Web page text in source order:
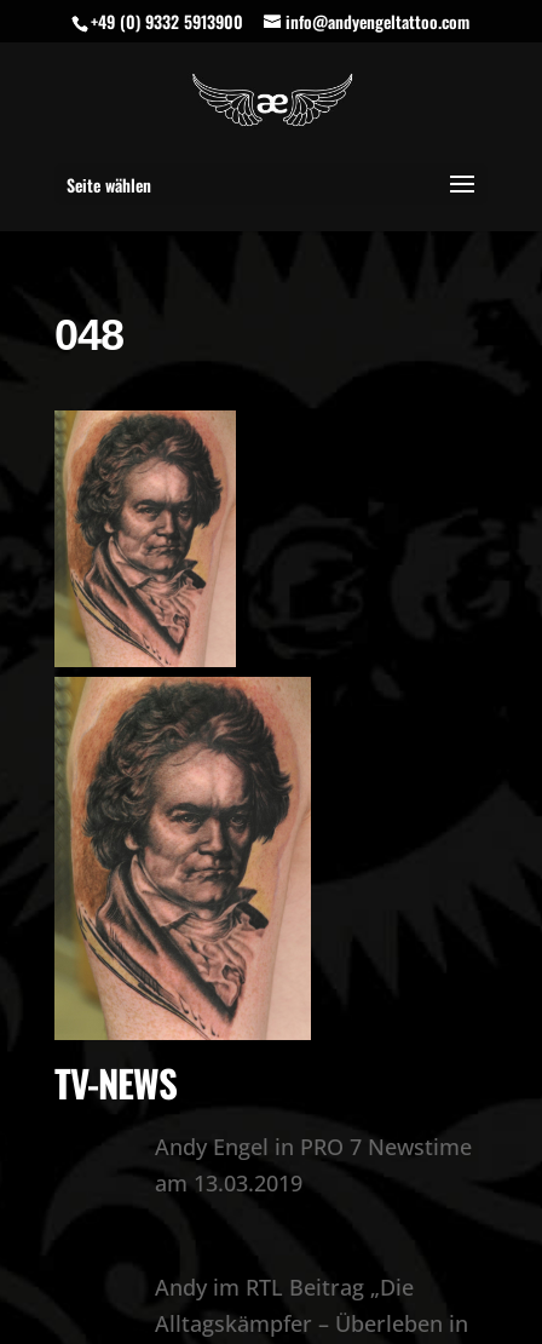
+49 (0) 9332 5913900 info@andyengeltattoo.com
Seite wählen
048
TV-NEWS
Andy Engel in PRO 7 Newstime
am 13.03.2019
Andy im RTL Beitrag „Die
Alltagskämpfer – Überleben in